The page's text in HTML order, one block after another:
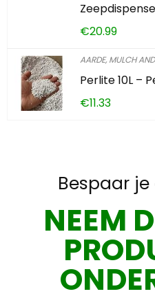
€20.99
AARDE, MULCH
Perlite 10L –
€11.33
Bespaar
NEEM